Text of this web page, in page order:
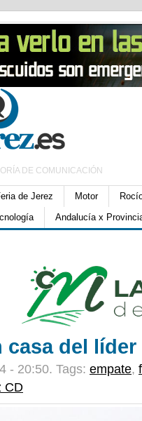
DE COMUNICACIÓN
de Jerez Motor
Andalucía x
casa del líder
- 20:50. Tags: empate,
CD